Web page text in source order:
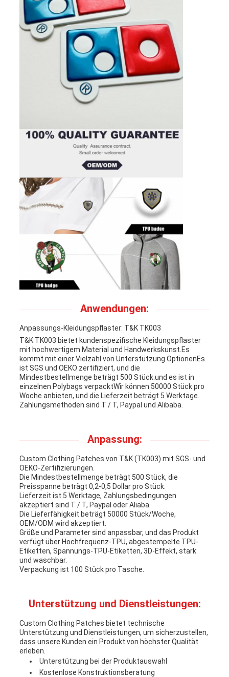
Anwendungen:
Anpassungs-Kleidungspflaster: T&K TK003
T&K TK003 bietet kundenspezifische Kleidungspflaster
mit hochwertigem Material und Handwerkskunst.Es
kommt mit einer Vielzahl von Unterstützung OptionenEs
ist SGS und OEKO zertifiziert, und die
Mindestbestellmenge beträgt 500 Stück.und es ist in
einzelnen Polybags verpacktWir können 50000 Stück pro
Woche anbieten, und die Lieferzeit beträgt 5 Werktage.
Zahlungsmethoden sind T / T, Paypal und Alibaba.
Anpassung:
Custom Clothing Patches von T&K (TK003) mit SGS- und
OEKO-Zertifizierungen.
Die Mindestbestellmenge beträgt 500 Stück, die
Preisspanne beträgt 0,2-0,5 Dollar pro Stück.
Lieferzeit ist 5 Werktage, Zahlungsbedingungen
akzeptiert sind T / T, Paypal oder Aliaba.
Die Lieferfähigkeit beträgt 50000 Stück/Woche,
OEM/ODM wird akzeptiert.
Größe und Parameter sind anpassbar, und das Produkt
verfügt über Hochfrequenz-TPU, abgestempelte TPU-
Etiketten, Spannungs-TPU-Etiketten, 3D-Effekt, stark
und waschbar.
Verpackung ist 100 Stück pro Tasche.
Unterstützung und Dienstleistungen:
Custom Clothing Patches bietet technische
Unterstützung und Dienstleistungen, um sicherzustellen,
dass unsere Kunden ein Produkt von höchster Qualität
erleben.
Unterstützung bei der Produktauswahl
Kostenlose Konstruktionsberatung